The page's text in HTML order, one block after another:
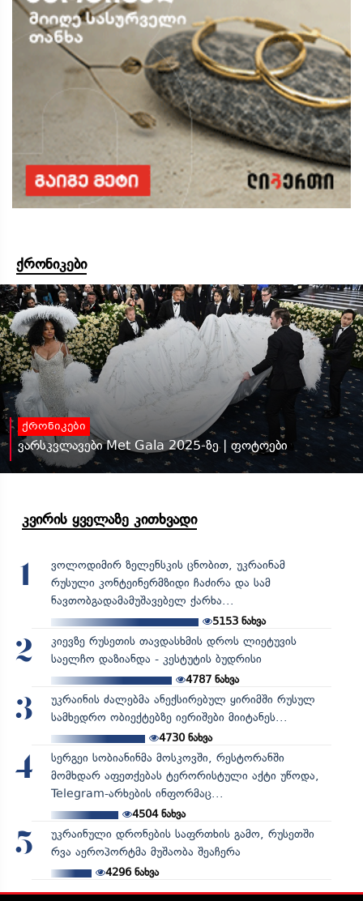
ქრონიკები
ქრონიკები
ვარსკვლავები Met Gala 2025-ზე | ფოტოები
კვირის ყველაზე კითხვადი
1
ვოლოდიმირ ზელენსკის ცნობით, უკრაინამ
რუსული კონტეინერმზიდი ჩაძირა და სამ
ნავთობგადამამუშავებელ ქარხა...
5153 ნახვა
2
კიევზე რუსეთის თავდასხმის დროს ლიეტუვის
საელჩო დაზიანდა - კესტუტის ბუდრისი
4787ნახვა
3
უკრაინის ძალებმა ანექსირებულ ყირიმში რუსულ
სამხედრო ობიექტებზე იერიშები მიიტანეს...
4730ნახვა
4
სერგეი სობიანინმა მოსკოვში, რესტორანში
მომხდარ აფეთქებას ტერორისტული აქტი უწოდა,
Telegram-არხების ინფორმაც...
4504ნახვა
5
უკრაინული დრონების საფრთხის გამო, რუსეთში
რვა აეროპორტმა მუშაობა შეაჩერა
4296ნახვა